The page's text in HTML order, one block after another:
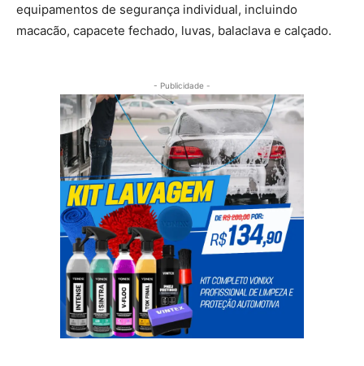
equipamentos de segurança individual, incluindo
macacão, capacete fechado, luvas, balaclava e calçado.
- Publicidade -